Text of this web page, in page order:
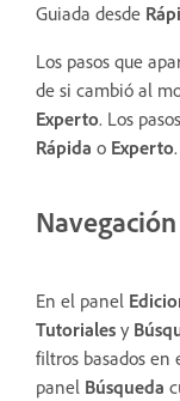
Guiada desde
Los pasos que
de si cambió al
Experto. Los
Rápida o Experto.
En el panel
Tutoriales y
filtros basados en
panel Búsqueda